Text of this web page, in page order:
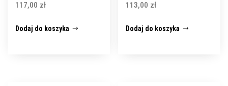
117,00 zł
Dodaj do koszyka
113,00 zł
Dodaj do koszyka